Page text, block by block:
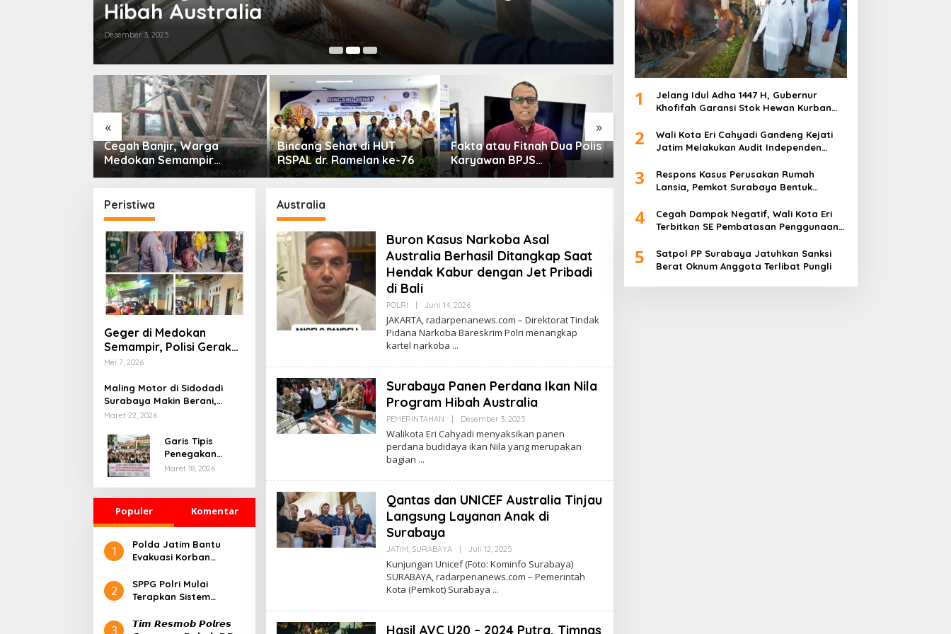
Hibah Australia
Desember 3, 2025
Layanan Anak di Surabaya
Juli 12, 2025
« »
Cegah Banjir, Warga
Medokan Semampir
Harapkan Pengerukan
Bincang Sehat di HUT
RSPAL dr. Ramelan ke-76
Fakta atau Fitnah Dua Polis
Karyawan BPJS
Kesehatan?
Dirut Petrokimia Gresik:
Adalah Legacy dari
Pensiunan Himpen-PG
Parodi Kreatif Warnai
RSPAL dr. Ramelan
Peristiwa
Geger di Medokan
Semampir, Polisi Gerak
Cepat Sterilisasi TKP
Mei 7, 2026
Maling Motor di Sidodadi
Surabaya Makin Berani,
Rekaman CCTV Seolah Tak
Maret 22, 2026
Garis Tipis
Penegakan
Hukum dan
Maret 18, 2026
Populer Komentar
1
Polda Jatim Bantu
Evakuasi Korban
Pesantren Al-Khoziny
2
SPPG Polri Mulai
Terapkan Sistem
Pejaten
3
𝙏𝙞𝙢 𝙍𝙚𝙨𝙢𝙤𝙗 𝙋𝙤𝙡𝙧𝙚𝙨
Australia
Buron Kasus Narkoba Asal
Australia Berhasil Ditangkap Saat
Hendak Kabur dengan Jet Pribadi
di Bali
POLRI Juni 14, 2026O
E
H
D
K
I
JAKARTA, radarpenanews.com – Direktorat Tindak
Pidana Narkoba Bareskrim Polri menangkap
kartel narkoba
Surabaya Panen Perdana Ikan Nila
Program Hibah Australia
PEMERINTAHAN Desember 3, 2025
E
H
D
K
I
Walikota Eri Cahyadi menyaksikan panen
perdana budidaya ikan Nila yang merupakan
bagian
Qantas dan UNICEF Australia Tinjau
Langsung Layanan Anak di
Surabaya
JATIM, SURABAYA Juli 12, 2025
E
H
D
K
Kunjungan Unicef (Foto: Kominfo Surabaya)
SURABAYA, radarpenanews.com – Pemerintah
Kota (Pemkot) Surabaya
Hasil AVC U20 – 2024 Putra, Timnas
1
Jelang Idul Adha 1447 H, Gubernur
Khofifah Garansi Stok Hewan Kurban
2
Wali Kota Eri Cahyadi Gandeng Kejati
Jatim Melakukan Audit Independen
3
Respons Kasus Perusakan Rumah
Lansia, Pemkot Surabaya Bentuk
4
Cegah Dampak Negatif, Wali Kota Eri
Terbitkan SE Pembatasan Penggunaan
5
Satpol PP Surabaya Jatuhkan Sanksi
Berat Oknum Anggota Terlibat Pungli